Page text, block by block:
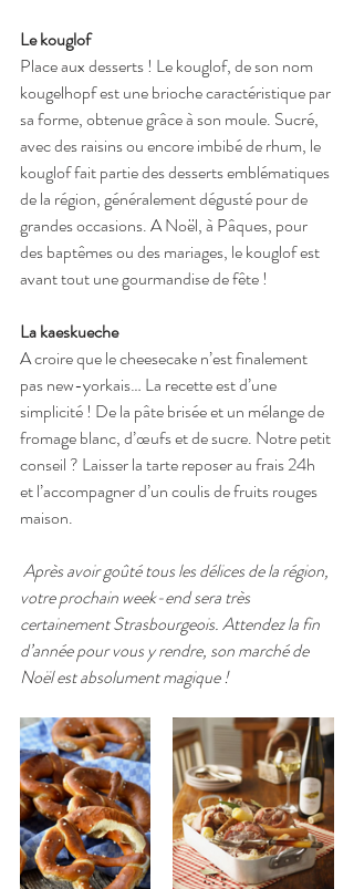
Le kouglof
Place aux desserts ! Le kouglof, de son nom
kougelhopf est une brioche caractéristique par
sa forme, obtenue grâce à son moule. Sucré,
avec des raisins ou encore imbibé de rhum, le
kouglof fait partie des desserts emblématiques
de la région, généralement dégusté pour de
grandes occasions. A Noël, à Pâques, pour
des baptêmes ou des mariages, le kouglof est
avant tout une gourmandise de fête !
La kaeskueche
A croire que le cheesecake n’est finalement
pas new-yorkais… La recette est d’une
simplicité ! De la pâte brisée et un mélange de
fromage blanc, d’œufs et de sucre. Notre petit
conseil ? Laisser la tarte reposer au frais 24h
et l’accompagner d’un coulis de fruits rouges
maison.
Après avoir goûté tous les délices de la région,
votre prochain week-end sera très
certainement Strasbourgeois. Attendez la fin
d’année pour vous y rendre, son marché de
Noël est absolument magique !